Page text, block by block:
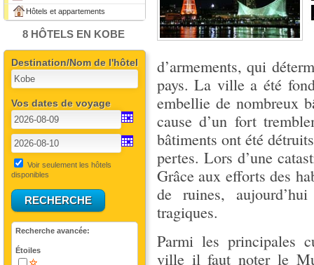
Hôtels et appartements
8 HÔTELS EN KOBE
Destination/Nom de l'hôtel
Vos dates de voyage
Voir seulement les hôtels
disponibles
Recherche avancée:
Étoiles
d’armements, qui
pays. La ville a été
embellie de nombreux
cause d’un fort
bâtiments ont été
pertes. Lors d’une
Grâce aux efforts des
de ruines,
tragiques.
Parmi les principales
ville il faut noter le